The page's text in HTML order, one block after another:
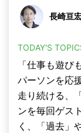
長崎亘
TODAY'S
「仕事も遊び
パーソンを応
走り続ける、
ンを毎回ゲス
く、「過去」